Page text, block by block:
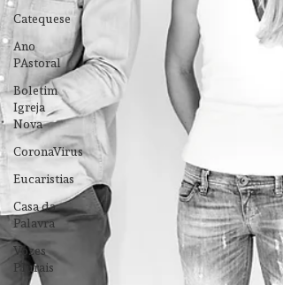
Catequese
Ano
PAstoral
Boletim
Igreja
Nova
CoronaVirus
Eucaristias
Casa da
Palavra
Vozes
Plurais